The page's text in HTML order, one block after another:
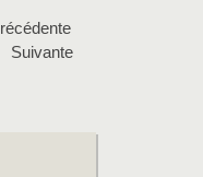
précédente
suivante